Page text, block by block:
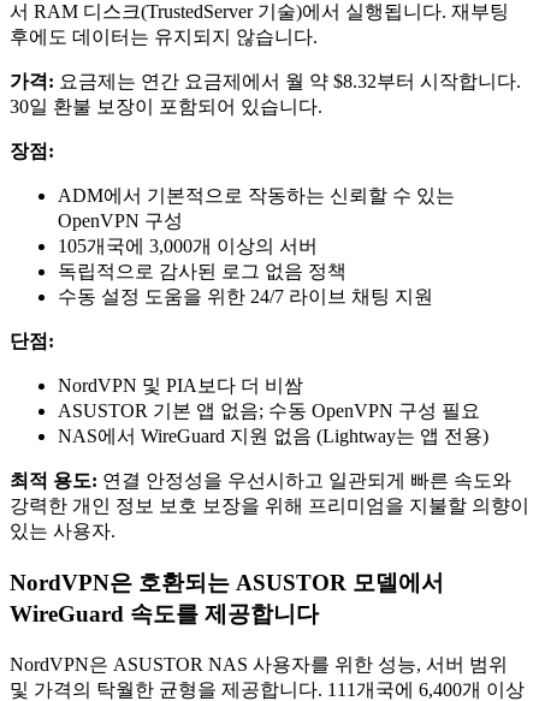
서 RAM 디스크(TrustedServer 기술)에서 실행됩니다. 재부팅
후에도 데이터는 유지되지 않습니다.
가격: 요금제는 연간 요금제에서 월 약 $8.32부터 시작합니다.
30일 환불 보장이 포함되어 있습니다.
장점:
ADM에서 기본적으로 작동하는 신뢰할 수 있는
OpenVPN 구성
105개국에 3,000개 이상의 서버
독립적으로 감사된 로그 없음 정책
수동 설정 도움을 위한 24/7 라이브 채팅 지원
단점:
NordVPN 및 PIA보다 더 비쌈
ASUSTOR 기본 앱 없음; 수동 OpenVPN 구성 필요
NAS에서 WireGuard 지원 없음 (Lightway는 앱 전용)
최적 용도: 연결 안정성을 우선시하고 일관되게 빠른 속도와
강력한 개인 정보 보호 보장을 위해 프리미엄을 지불할 의향이
있는 사용자.
NordVPN은 호환되는 ASUSTOR 모델에서
WireGuard 속도를 제공합니다
NordVPN은 ASUSTOR NAS 사용자를 위한 성능, 서버 범위
및 가격의 탁월한 균형을 제공합니다. 111개국에 6,400개 이상